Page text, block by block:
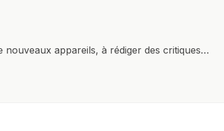
appareils, à rédiger des critiques
et à interviewer des acteurs clés de